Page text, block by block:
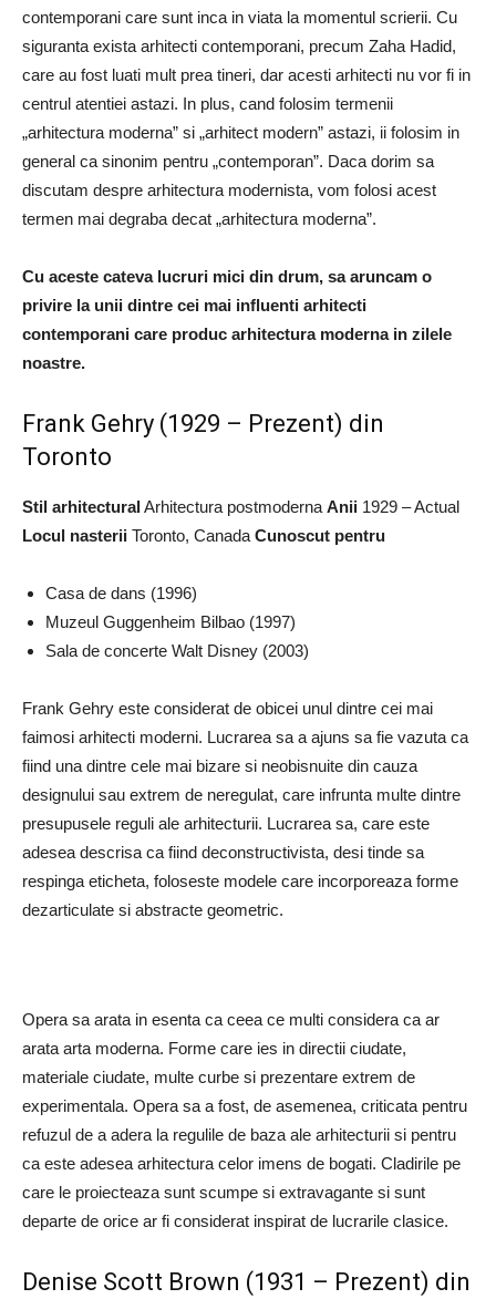
contemporani care sunt inca in viata la momentul scrierii. Cu
siguranta exista arhitecti contemporani, precum Zaha Hadid,
care au fost luati mult prea tineri, dar acesti arhitecti nu vor fi in
centrul atentiei astazi. In plus, cand folosim termenii
„arhitectura moderna” si „arhitect modern” astazi, ii folosim in
general ca sinonim pentru „contemporan”. Daca dorim sa
discutam despre arhitectura modernista, vom folosi acest
termen mai degraba decat „arhitectura moderna”.
Cu aceste cateva lucruri mici din drum, sa aruncam o
privire la unii dintre cei mai influenti arhitecti
contemporani care produc arhitectura moderna in zilele
noastre.
Frank Gehry (1929 – Prezent) din
Toronto
Stil arhitecturalArhitectura postmoderna Anii 1929 – Actual
Locul nasterii Toronto, Canada Cunoscut pentru
Casa de dans (1996)
Muzeul Guggenheim Bilbao (1997)
Sala de concerte Walt Disney (2003)
Frank Gehry este considerat de obicei unul dintre cei mai
faimosi arhitecti moderni. Lucrarea sa a ajuns sa fie vazuta ca
fiind una dintre cele mai bizare si neobisnuite din cauza
designului sau extrem de neregulat, care infrunta multe dintre
presupusele reguli ale arhitecturii. Lucrarea sa, care este
adesea descrisa ca fiind deconstructivista, desi tinde sa
respinga eticheta, foloseste modele care incorporeaza forme
dezarticulate si abstracte geometric.
Opera sa arata in esenta ca ceea ce multi considera ca ar
arata arta moderna. Forme care ies in directii ciudate,
materiale ciudate, multe curbe si prezentare extrem de
experimentala. Opera sa a fost, de asemenea, criticata pentru
refuzul de a adera la regulile de baza ale arhitecturii si pentru
ca este adesea arhitectura celor imens de bogati. Cladirile pe
care le proiecteaza sunt scumpe si extravagante si sunt
departe de orice ar fi considerat inspirat de lucrarile clasice.
Denise Scott Brown (1931 – Prezent) din